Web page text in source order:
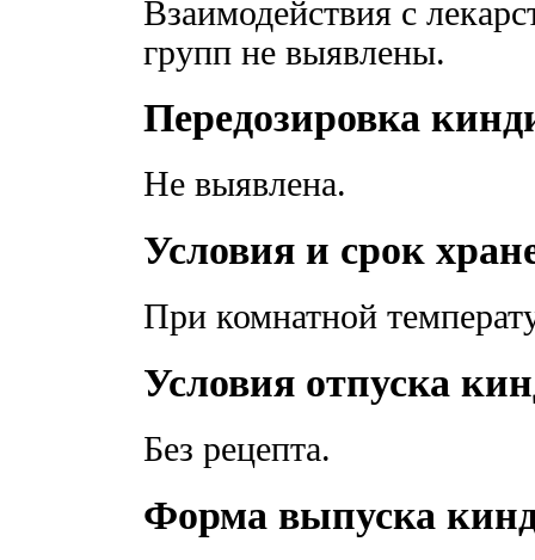
Взаимодействия с
групп не выявлены.
Передозировка
Не выявлена.
Условия и срок
При комнатной
Условия отпуска
Без рецепта.
Форма выпуска